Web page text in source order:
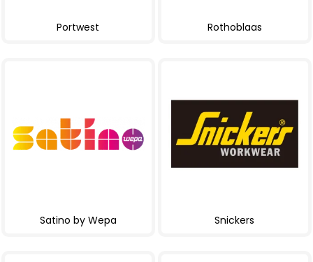
Portwest Rothoblaas
Satino by Wepa Snickers